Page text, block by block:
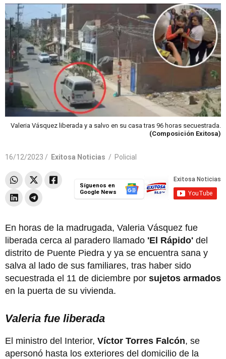
Valeria Vásquez liberada y a salvo en su casa tras 96 horas secuestrada.
(Composición Exitosa)
16/12/2023 / Exitosa Noticias / Policial
Síguenos en
Google News
En horas de la madrugada, Valeria Vásquez fue
liberada cerca al paradero llamado 'El Rápido' del
distrito de Puente Piedra y ya se encuentra sana y
salva al lado de sus familiares, tras haber sido
secuestrada el 11 de diciembre por sujetos armados
en la puerta de su vivienda.
Valeria fue liberada
El ministro del Interior, Víctor Torres Falcón, se
apersonó hasta los exteriores del domicilio de la